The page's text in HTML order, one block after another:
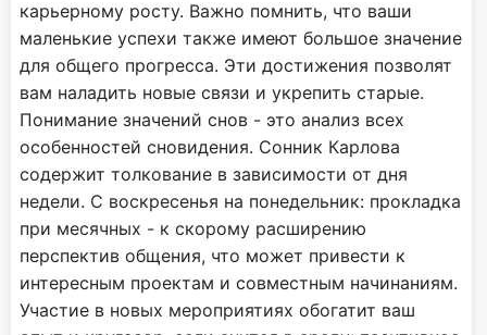
карьерному росту. Важно помнить, что ваши
маленькие успехи также имеют большое значение
для общего прогресса. Эти достижения позволят
вам наладить новые связи и укрепить старые.
Понимание значений снов - это анализ всех
особенностей сновидения. Сонник Карлова
содержит толкование в зависимости от дня
недели. С воскресенья на понедельник: прокладка
при месячных - к скорому расширению
перспектив общения, что может привести к
интересным проектам и совместным начинаниям.
Участие в новых мероприятиях обогатит ваш